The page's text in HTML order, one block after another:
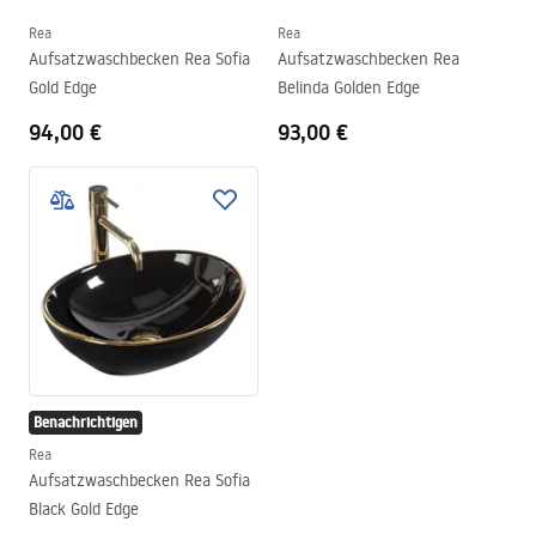
Rea
Aufsatzwaschbecken Rea Sofia
Gold Edge
94,00 €
Rea
Aufsatzwaschbecken Rea
Belinda Golden Edge
93,00 €
Benachrichtigen
Rea
Aufsatzwaschbecken Rea Sofia
Black Gold Edge